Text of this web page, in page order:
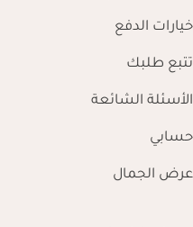
خيارات الدفع
تتبع طلبك
الأسئلة الشائعة
حسابي
عرض الجمال